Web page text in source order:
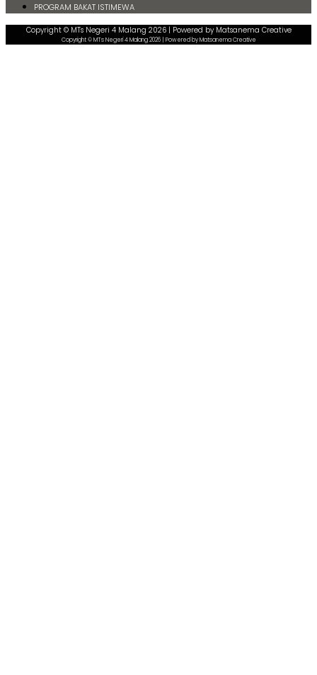
PROGRAM BAKAT ISTIMEWA
Copyright © MTs Negeri 4 Malang 2026 | Powered by Matsanema Creative
Copyright © MTs Negeri 4 Malang 2026 | Powered by Matsanema Creative